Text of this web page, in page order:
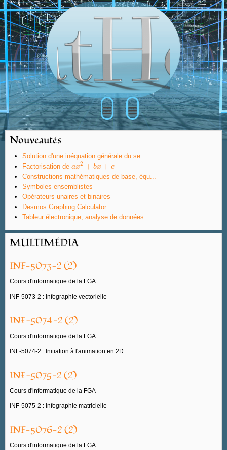
≡ ≡
Nouveautés
Solution d'une inéquation générale du se...
Factorisation de ax2 + bx + c
ax2+bx +c
Constructions mathématiques de base, équ...
Symboles ensemblistes
Opérateurs unaires et binaires
Desmos Graphing Calculator
Tableur électronique, analyse de données...
MULTIMÉDIA
INF-5073-2 (2)
Cours d'informatique de la FGA
INF-5073-2 : Infographie vectorielle
INF-5074-2 (2)
Cours d'informatique de la FGA
INF-5074-2 : Initiation à l'animation en 2D
INF-5075-2 (2)
Cours d'informatique de la FGA
INF-5075-2 : Infographie matricielle
INF-5076-2 (2)
Cours d'informatique de la FGA